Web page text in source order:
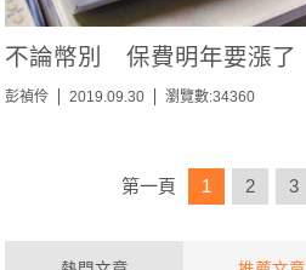
不論幣別 保費明年要漲了
彭禎伶 2019.09.30 瀏覽數:34360
第一頁 1 2 3